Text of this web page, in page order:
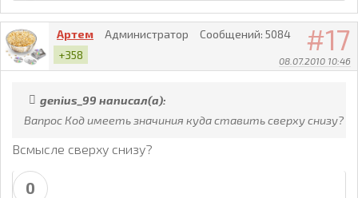
17
08.07.2010 10:46
Артем Администратор Сообщений: 5084
+358
genius_99 написал(а):
Вапрос Код имееть значиния куда ставить сверху снизу?
Всмысле сверху снизу?
0